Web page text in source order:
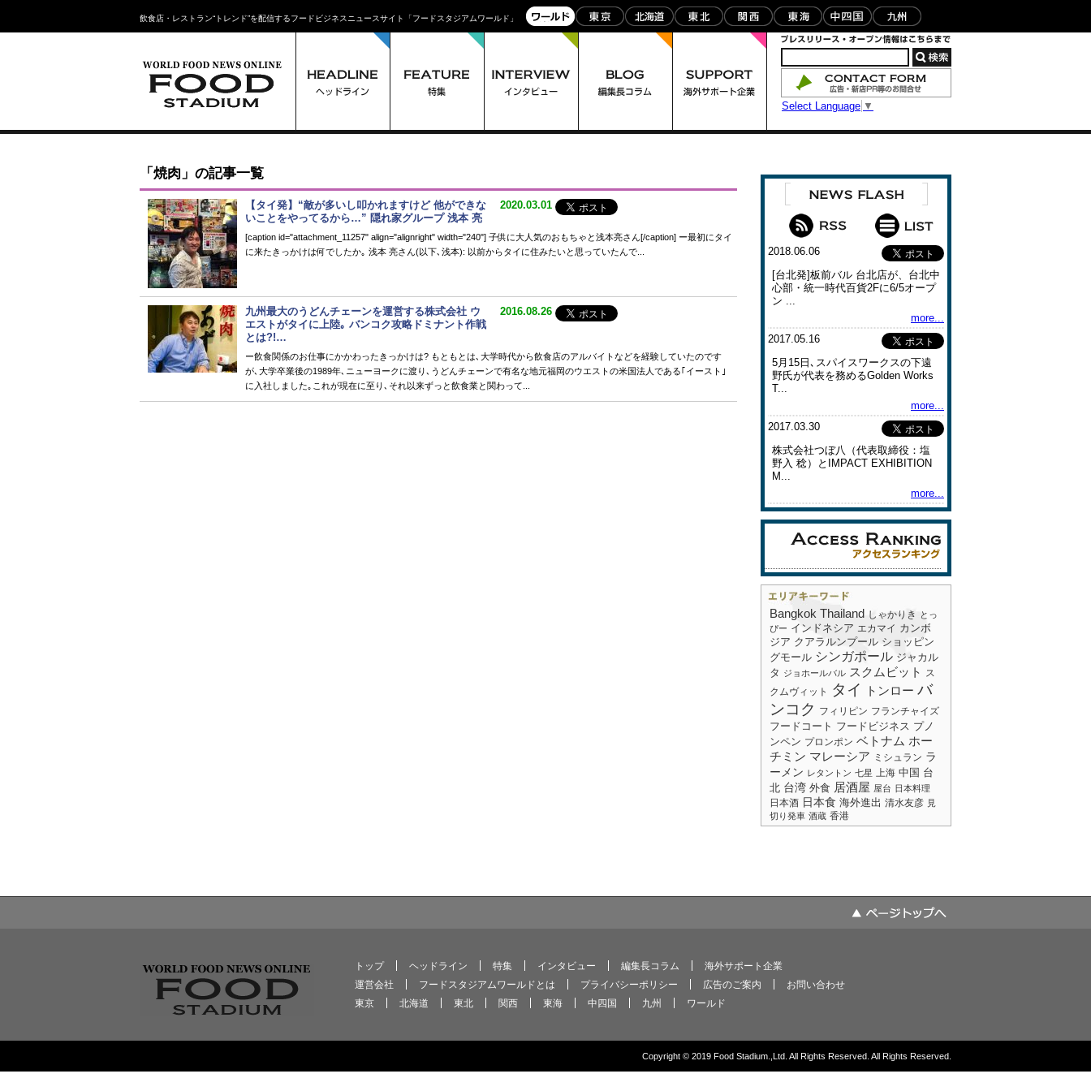
飲食店・レストラン“トレンド”を配信するフードビジネスニュースサイト「フードスタジアムワールド」
Select Language ▼
「焼肉」の記事一覧
【タイ発】“敵が多いし叩かれますけど 他ができな
いことをやってるから…” 隠れ家グループ 浅本 亮
2020.03.01
[caption id="attachment_11257" align="alignright" width="240"] 子供に大人気のおもちゃと浅本亮さん[/caption] ー最初にタイ
に来たきっかけは何でしたか｡ 浅本 亮さん(以下､浅本): 以前からタイに住みたいと思っていたんで...
九州最大のうどんチェーンを運営する株式会社 ウ
エストがタイに上陸｡ バンコク攻略ドミナント作戦
とは?!…
2016.08.26
ー飲食関係のお仕事にかかわったきっかけは? もともとは､大学時代から飲食店のアルバイトなどを経験していたのです
が､大学卒業後の1989年､ニューヨークに渡り､うどんチェーンで有名な地元福岡のウエストの米国法人である｢イースト｣
に入社しました｡これが現在に至り､それ以来ずっと飲食業と関わって...
2018.06.06
[台北発]板前バル 台北店が、台北中
心部・統一時代百貨2Fに6/5オープ
ン ...
more...
2017.05.16
5月15日､スパイスワークスの下遠
野氏が代表を務めるGolden Works
T...
more...
2017.03.30
株式会社つぼ八（代表取締役：塩
野入 稔）とIMPACT EXHIBITION
M...
more...
Bangkok Thailand しゃかりき
とっ
ぴー インドネシア エカマイ カンボ
ジア クアラルンプール ショッピン
グモール シンガポール ジャカル
タ ジョホールバル スクムビット ス
クムヴィット
タイ トンロー バ
ンコク フィリピン フランチャイズ
フードコート フードビジネス プノ
ンペン プロンポン ベトナム ホー
チミン マレーシア ミシュラン ラ
ーメン レタントン 七星 上海 中国 台
北 台湾 外食 居酒屋 屋台 日本料理
日本酒 日本食 海外進出 清水友彦 見
切り発車 酒蔵 香港
トップ ヘッドライン 特集 インタビュー 編集長コラム
海外サポート企業
運営会社
フードスタジアムワールドとは プライバシーポリシー 広告のご案内
お問い合わせ
東京
北海道 東北 関西 東海 中四国 九州 ワールド
Copyright © 2019 Food Stadium.,Ltd. All Rights Reserved. All Rights Reserved.